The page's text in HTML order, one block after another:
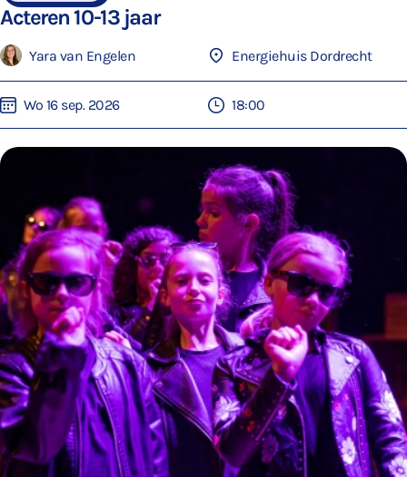
Acteren 10-13 jaar
Yara van Engelen Energiehuis Dordrecht
Wo 16 sep. 2026 18:00